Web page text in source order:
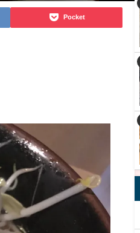
Pocket